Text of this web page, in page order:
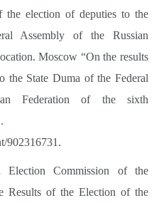
the election of deputies to the
Assembly of the Russian
Moscow “On the results
the State Duma of the Federal
Federation of the sixth
902316731.
Election Commission of the
Results of the Election of the